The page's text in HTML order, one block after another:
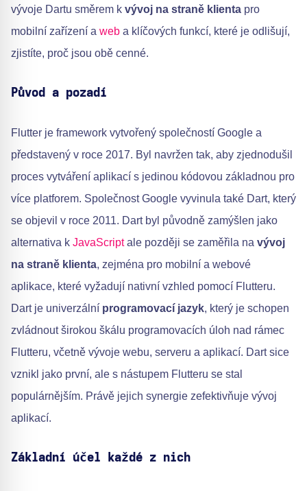
vývoje Dartu směrem k vývoj na straně klienta pro
mobilní zařízení a web a klíčových funkcí, které je odlišují,
zjistíte, proč jsou obě cenné.
Původ a pozadí
Flutter je framework vytvořený společností Google a
představený v roce 2017. Byl navržen tak, aby zjednodušil
proces vytváření aplikací s jedinou kódovou základnou pro
více platforem. Společnost Google vyvinula také Dart, který
se objevil v roce 2011. Dart byl původně zamýšlen jako
alternativa k JavaScriptale později se zaměřila na vývoj
na straně klienta, zejména pro mobilní a webové
aplikace, které vyžadují nativní vzhled pomocí Flutteru.
Dart je univerzální programovací jazyk, který je schopen
zvládnout širokou škálu programovacích úloh nad rámec
Flutteru, včetně vývoje webu, serveru a aplikací. Dart sice
vznikl jako první, ale s nástupem Flutteru se stal
populárnějším. Právě jejich synergie zefektivňuje vývoj
aplikací.
Základní účel každé z nich